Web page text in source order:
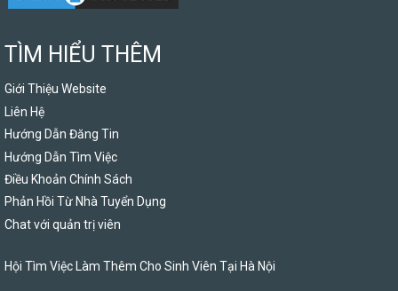
TÌM HIỂU THÊM
Giới Thiệu Website
Liên Hệ
Hướng Dẫn Đăng Tin
Hướng Dẫn Tìm Việc
Điều Khoản Chính Sách
Phản Hồi Từ Nhà Tuyển Dụng
Chat với quản trị viên
Hội Tìm Việc Làm Thêm Cho Sinh Viên Tại Hà Nội